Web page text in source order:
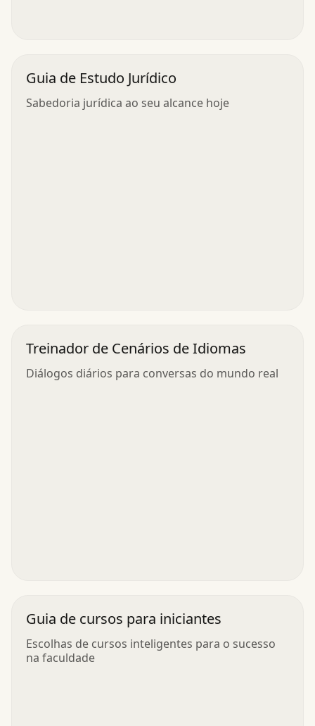
Guia de Estudo Jurídico
Sabedoria jurídica ao seu alcance hoje
Treinador de Cenários de Idiomas
Diálogos diários para conversas do mundo real
Guia de cursos para iniciantes
Escolhas de cursos inteligentes para o sucesso
na faculdade